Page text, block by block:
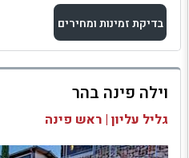
בדיקת זמינות ומחירים
למתחם זה
בדיקת זמינות ומחירים
וילה פינה בהר
גליל עליון | ראש פינה